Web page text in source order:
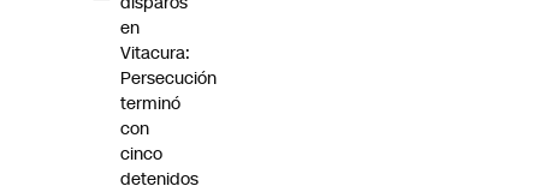
en
Vitacura:
Persecución
terminó
con
cinco
detenidos